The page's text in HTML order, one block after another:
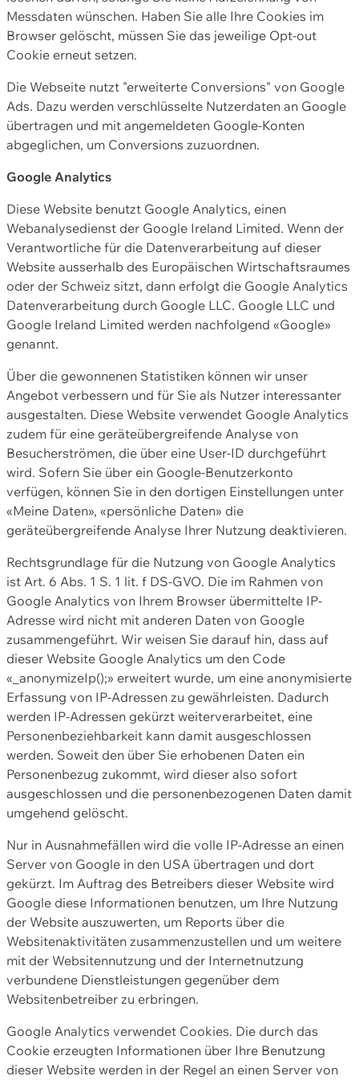
Messdaten wünschen. Haben Sie alle Ihre Cookies im
Browser gelöscht, müssen Sie das jeweilige Opt-out
Cookie erneut setzen.
Die Webseite nutzt "erweiterte Conversions" von Google
Ads. Dazu werden verschlüsselte Nutzerdaten an Google
übertragen und mit angemeldeten Google-Konten
abgeglichen, um Conversions zuzuordnen.
Google Analytics
Diese Website benutzt Google Analytics, einen
Webanalysedienst der Google Ireland Limited. Wenn der
Verantwortliche für die Datenverarbeitung auf dieser
Website ausserhalb des Europäischen Wirtschaftsraumes
oder der Schweiz sitzt, dann erfolgt die Google Analytics
Datenverarbeitung durch Google LLC. Google LLC und
Google Ireland Limited werden nachfolgend «Google»
genannt.
Über die gewonnenen Statistiken können wir unser
Angebot verbessern und für Sie als Nutzer interessanter
ausgestalten. Diese Website verwendet Google Analytics
zudem für eine geräteübergreifende Analyse von
Besucherströmen, die über eine User-ID durchgeführt
wird. Sofern Sie über ein Google-Benutzerkonto
verfügen, können Sie in den dortigen Einstellungen unter
«Meine Daten», «persönliche Daten» die
geräteübergreifende Analyse Ihrer Nutzung deaktivieren.
Rechtsgrundlage für die Nutzung von Google Analytics
ist Art. 6 Abs. 1 S. 1 lit. f DS-GVO. Die im Rahmen von
Google Analytics von Ihrem Browser übermittelte IP-
Adresse wird nicht mit anderen Daten von Google
zusammengeführt. Wir weisen Sie darauf hin, dass auf
dieser Website Google Analytics um den Code
«_anonymizeIp();» erweitert wurde, um eine anonymisierte
Erfassung von IP-Adressen zu gewährleisten. Dadurch
werden IP-Adressen gekürzt weiterverarbeitet, eine
Personenbeziehbarkeit kann damit ausgeschlossen
werden. Soweit den über Sie erhobenen Daten ein
Personenbezug zukommt, wird dieser also sofort
ausgeschlossen und die personenbezogenen Daten damit
umgehend gelöscht.
Nur in Ausnahmefällen wird die volle IP-Adresse an einen
Server von Google in den USA übertragen und dort
gekürzt. Im Auftrag des Betreibers dieser Website wird
Google diese Informationen benutzen, um Ihre Nutzung
der Website auszuwerten, um Reports über die
Websitenaktivitäten zusammenzustellen und um weitere
mit der Websitennutzung und der Internetnutzung
verbundene Dienstleistungen gegenüber dem
Websitenbetreiber zu erbringen.
Google Analytics verwendet Cookies. Die durch das
Cookie erzeugten Informationen über Ihre Benutzung
dieser Website werden in der Regel an einen Server von